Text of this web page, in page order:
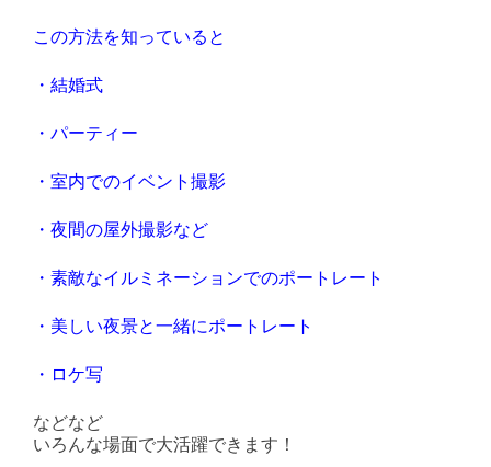
この方法を知っていると
・結婚式
・パーティー
・室内でのイベント撮影
・夜間の屋外撮影など
・素敵なイルミネーションでのポートレート
・美しい夜景と一緒にポートレート
・ロケ写
などなど
いろんな場面で大活躍できます！